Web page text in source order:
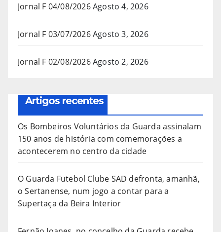
Jornal F 04/08/2026Agosto 4, 2026
Jornal F 03/07/2026Agosto 3, 2026
Jornal F 02/08/2026Agosto 2, 2026
Artigos recentes
Os Bombeiros Voluntários da Guarda assinalam
150 anos de história com comemorações a
acontecerem no centro da cidade
O Guarda Futebol Clube SAD defronta, amanhã,
o Sertanense, num jogo a contar para a
Supertaça da Beira Interior